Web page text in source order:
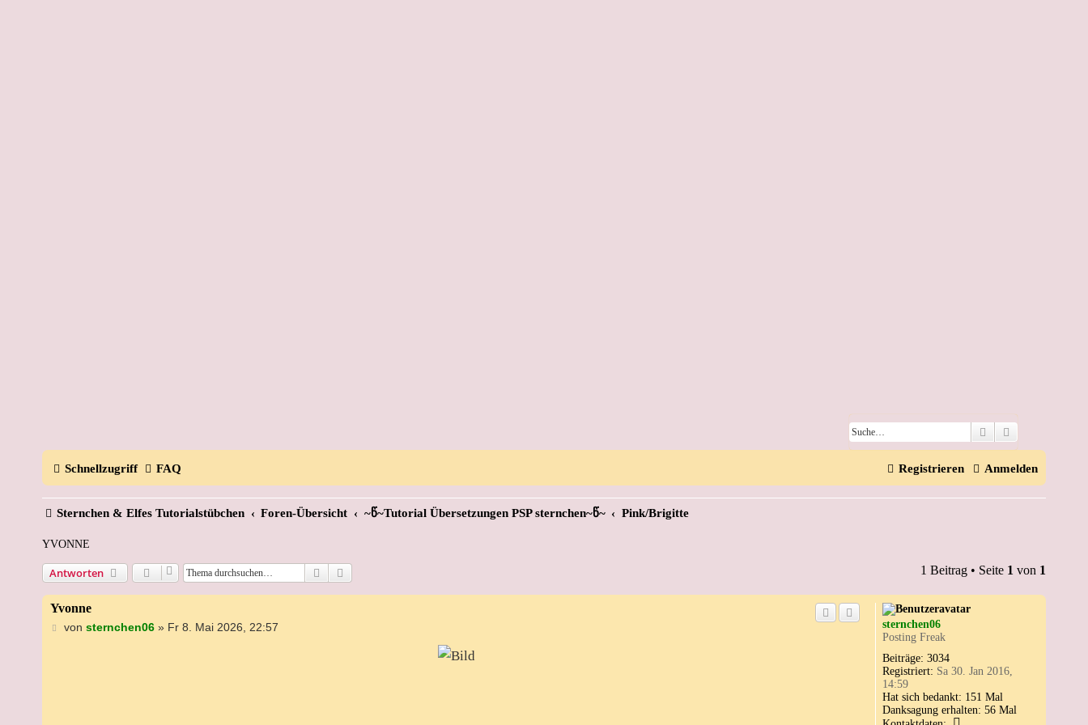
Suche
Schnellzugriff FAQ Anmelden
Registrieren
Sternchen & Elfes Tutorialstübchen Foren-Übersicht ~წ~Tutorial Übersetzungen PSP sternchen~წ~ Pink/Brigitte
YVONNE
Antworten Suche 1 Beitrag • Seite 1 von 1
sternchen06
Posting Freak
Beiträge: 3034
Registriert: Sa 30. Jan 2016,
14:59
Hat sich bedankt: 151 Mal
Danksagung erhalten: 56 Mal
Yvonne
Bvon sternchen06» Fr 8. Mai 2026, 22:57